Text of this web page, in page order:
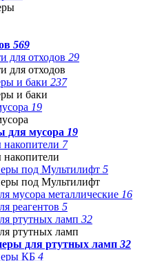
569
для отходов 29
для отходов
и баки 237
и баки
19
для мусора 19
7
под Мультилифт 5
под Мультилифт
мусора металлические 16
реагентов 5
ртутных ламп 32
ртутных ламп
для ртутных ламп 32
КБ 4